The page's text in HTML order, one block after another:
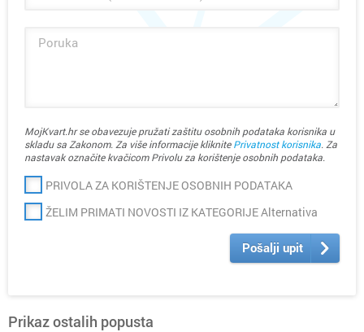
MojKvart.hr se obavezuje pružati zaštitu osobnih podataka korisnika u
skladu sa Zakonom. Za više informacije kliknitePrivatnost korisnika. Za
nastavak označite kvačicom Privolu za korištenje osobnih podataka.
PRIVOLA ZA KORIŠTENJE OSOBNIH PODATAKA
ŽELIM PRIMATI NOVOSTI IZ KATEGORIJE Alternativa
Pošalji upit
Prikaz ostalih popusta